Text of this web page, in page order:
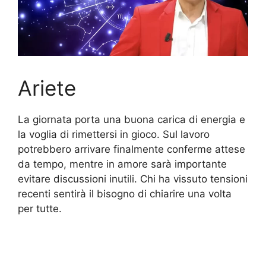
Ariete
La giornata porta una buona carica di energia e
la voglia di rimettersi in gioco. Sul lavoro
potrebbero arrivare finalmente conferme attese
da tempo, mentre in amore sarà importante
evitare discussioni inutili. Chi ha vissuto tensioni
recenti sentirà il bisogno di chiarire una volta
per tutte.